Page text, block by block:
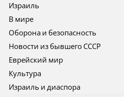
Израиль
В мире
Оборона и безопасность
Новости из бывшего СССР
Еврейский мир
Культура
Израиль и диаспора